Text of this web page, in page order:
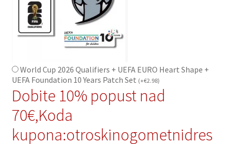
World Cup 2026 Qualifiers + UEFA EURO Heart Shape +
UEFA Foundation 10 Years Patch Set (+€2.98)
Dobite 10% popust nad
70€,Koda
kupona:otroskinogometnidres